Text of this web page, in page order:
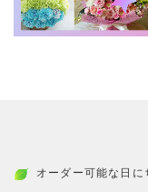
オーダー可能な日に